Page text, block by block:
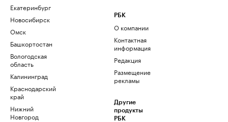
Екатеринбург
Новосибирск
Омск
Башкортостан
Вологодская
область
Калининград
Краснодарский
край
Нижний
Новгород
РБК
О компании
Контактная
информация
Редакция
Размещение
рекламы
Другие
продукты
РБК